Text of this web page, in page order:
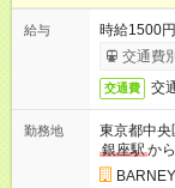
給与
時給1500
交通費
交通費 交
勤務地
東京都中央
銀座駅か